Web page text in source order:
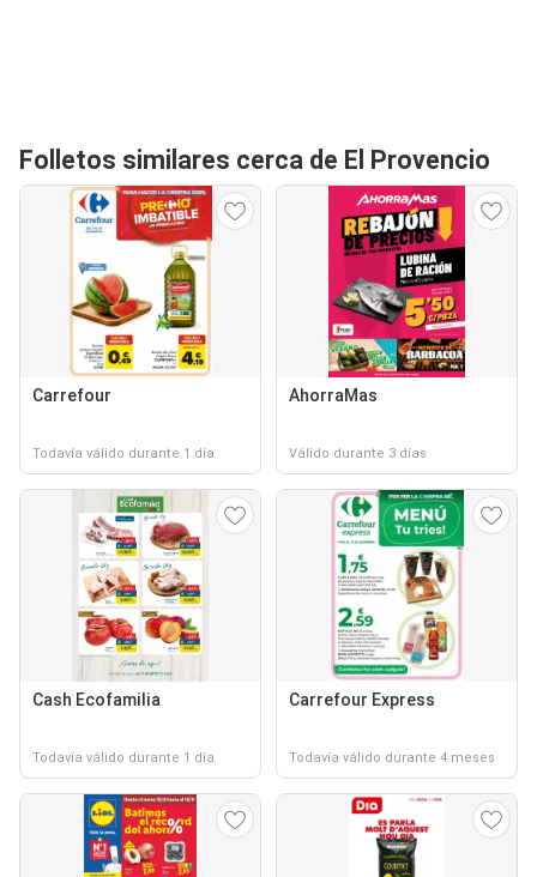
Folletos similares cerca de El Provencio
Carrefour
Todavía válido durante 1 día
AhorraMas
Válido durante 3 días
Cash Ecofamilia
Todavía válido durante 1 día
Carrefour Express
Todavía válido durante 4 meses